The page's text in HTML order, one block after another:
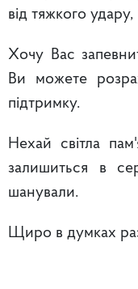
від тяжкого удару,
Хочу Вас
Ви можете
підтримку.
Нехай світла
залишиться в
шанували.
Щиро в думках